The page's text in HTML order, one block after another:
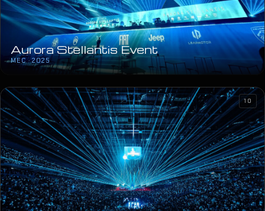
Aurora Stellantis Event
MEC · 2025
10